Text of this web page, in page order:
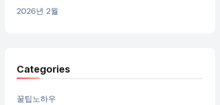
2026년 2월
Categories
꿀팁노하우